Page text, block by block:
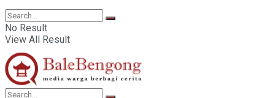
No Result
View All Result